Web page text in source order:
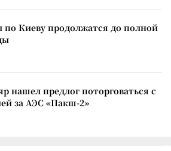
по Киеву продолжатся до полной
нашел предлог поторговаться с
за АЭС «Пакш-2»